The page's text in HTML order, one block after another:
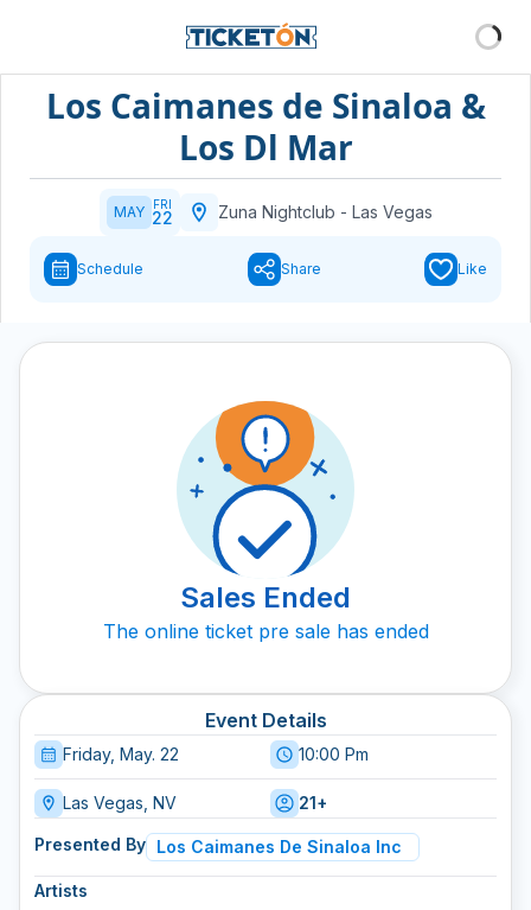
Los Caimanes de Sinaloa &
Los Dl Mar
MAY FRI
22 Zuna Nightclub - Las Vegas
Schedule Share Like
Sales Ended
The online ticket pre sale has ended
Event Details
Friday, May. 22 10:00 Pm
Las Vegas, NV 21+
Presented By Los Caimanes De Sinaloa Inc
Artists